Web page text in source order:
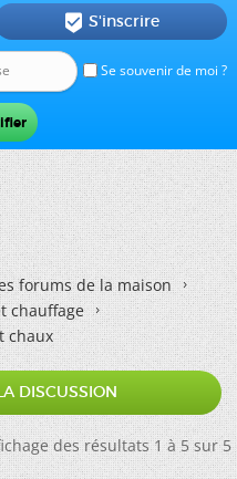
Se souvenir de moi ?
 S'inscrire
forums de la maison
chauffage
chaux
DISCUSSION
des résultats 1 à 5 sur 5